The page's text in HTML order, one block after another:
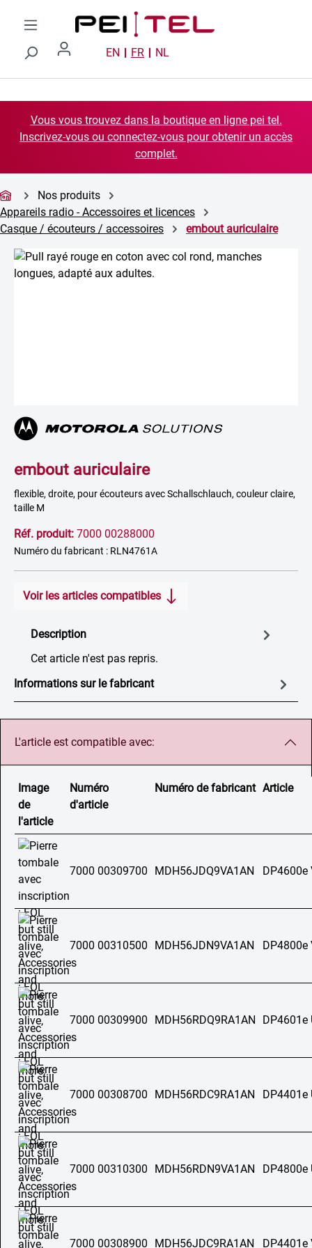
Passer au contenu principal
EN FR NL
Vous vous trouvez dans la boutique en ligne pei tel.
Inscrivez-vous ou connectez-vous pour obtenir un accès
complet.
Nos produits
Appareils radio - Accessoires et licences
Casque / écouteurs / accessoires
embout auriculaire
Ignorer la galerie d'images
embout auriculaire
flexible, droite, pour écouteurs avec Schallschlauch, couleur claire,
taille M
Réf. produit: 7000 00288000
Numéro du fabricant : RLN4761A
Voir les articles compatibles
Description
Cet article n'est pas repris.
Informations sur le fabricant
L'article est compatible avec:
Image
de
l'article
Numéro
d'article
Numéro de fabricant Article
7000 00309700 MDH56JDQ9VA1AN DP4600e
7000 00310500 MDH56JDN9VA1AN DP4800e
7000 00309900 MDH56RDQ9RA1AN DP4601e
7000 00308700 MDH56RDC9RA1AN DP4401e
7000 00310300 MDH56RDN9VA1AN DP4800e
7000 00308900 MDH56JDC9RA1AN DP4401e